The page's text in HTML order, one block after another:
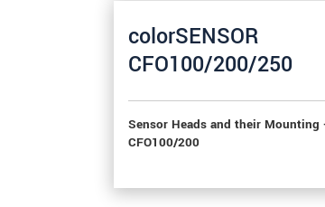
colorSENSOR
CFO100/200/250
Sensor Heads and their Mounting
CFO100/200